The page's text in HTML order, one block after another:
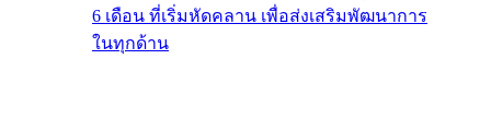
6 เดือน ที่เริ่มหัดคลาน เพื่อส่งเสริมพัฒนาการ
ในทุกด้าน